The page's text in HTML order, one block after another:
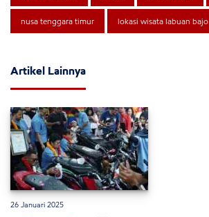
nusa tenggara timur lokasi wisata labuan bajo
Artikel Lainnya
26 Januari 2025